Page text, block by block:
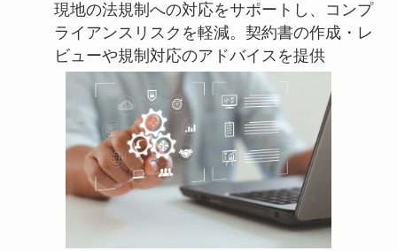
現地の法規制への対応をサポートし、コンプ
ライアンスリスクを軽減。契約書の作成・レ
ビューや規制対応のアドバイスを提供